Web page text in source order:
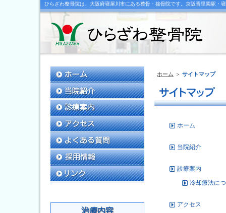
ひらざわ整骨院は、大阪府寝屋川市にある整骨・接骨院です。京阪香里園駅・
ホーム ＞ サイトマップ
ホーム
当院紹介
診療案内
冷却療法に
アクセス